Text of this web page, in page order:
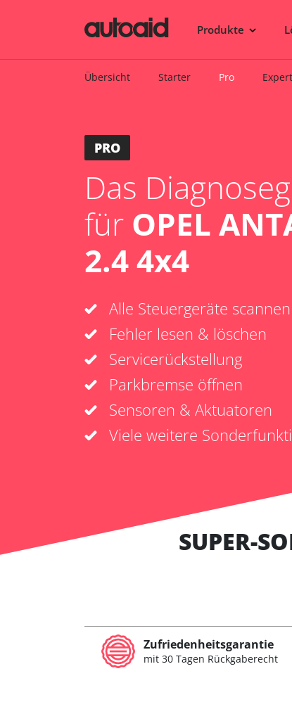
Produkte
Übersicht Starter Pro Expert
PRO
Das
für OPEL
2.4 4x4
Alle Steuergeräte scannen
Fehler lesen & löschen
Servicerückstellung
Parkbremse öffnen
Sensoren & Aktuatoren
Viele weitere
SUPER-
Zufriedenheitsgarantie
mit 30 Tagen Rückgaberecht